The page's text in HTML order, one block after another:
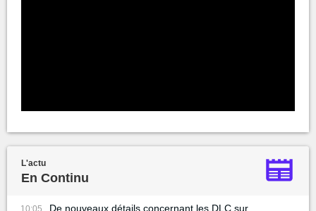
L'actu
En Continu
10:05 De nouveaux détails concernant les DLC sur